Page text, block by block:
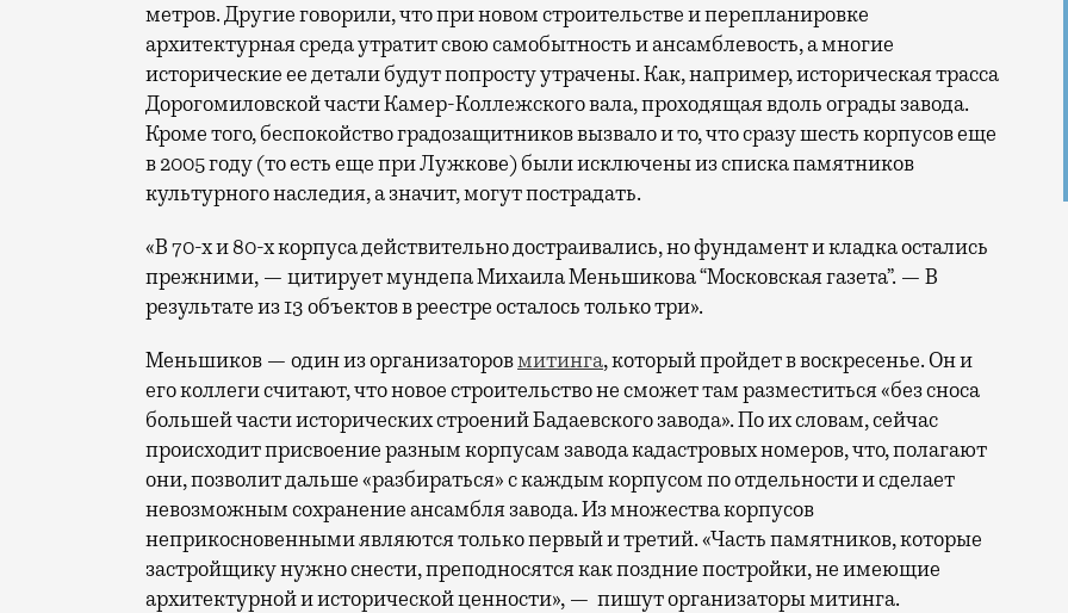
метров. Другие говорили, что при новом строительстве и перепланировке
архитектурная среда утратит свою самобытность и ансамблевость, а многие
исторические ее детали будут попросту утрачены. Как, например, историческая трасса
Дорогомиловской части Камер-Коллежского вала, проходящая вдоль ограды завода.
Кроме того, беспокойство градозащитников вызвало и то, что сразу шесть корпусов еще
в 2005 году (то есть еще при Лужкове) были исключены из списка памятников
культурного наследия, а значит, могут пострадать.
«В 70-х и 80-х корпуса действительно достраивались, но фундамент и кладка остались
прежними, — цитирует мундепа Михаила Меньшикова “Московская газета”. — В
результате из 13 объектов в реестре осталось только три».
Меньшиков — один из организаторовмитинга, который пройдет в воскресенье. Он и
его коллеги считают, что новое строительство не сможет там разместиться «без сноса
большей части исторических строений Бадаевского завода». По их словам, сейчас
происходит присвоение разным корпусам завода кадастровых номеров, что, полагают
они, позволит дальше «разбираться» с каждым корпусом по отдельности и сделает
невозможным сохранение ансамбля завода. Из множества корпусов
неприкосновенными являются только первый и третий. «Часть памятников, которые
застройщику нужно снести, преподносятся как поздние постройки, не имеющие
архитектурной и исторической ценности», — пишут организаторы митинга.